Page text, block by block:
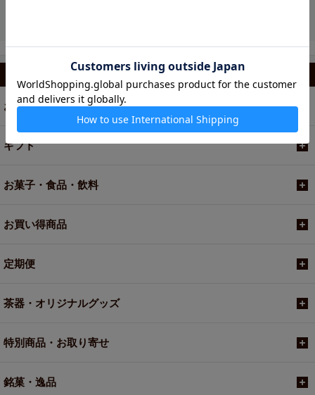
お茶
ギフト
お菓子・食品・飲料
お買い得商品
定期便
茶器・オリジナルグッズ
特別商品・お取り寄せ
銘菓・逸品